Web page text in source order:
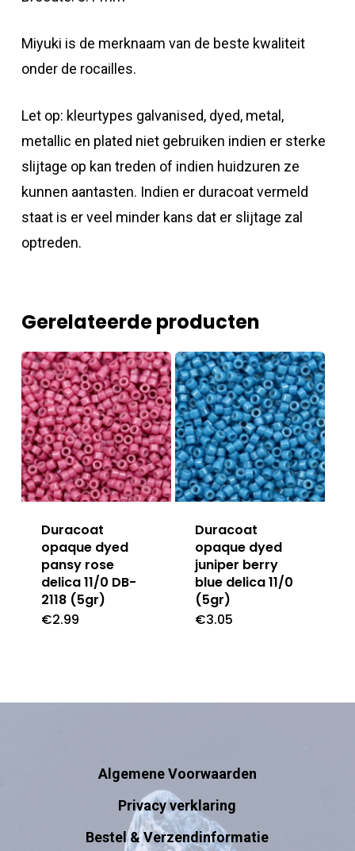
Miyuki is de merknaam van de beste kwaliteit
onder de rocailles.
Let op: kleurtypes galvanised, dyed, metal,
metallic en plated niet gebruiken indien er sterke
slijtage op kan treden of indien huidzuren ze
kunnen aantasten. Indien er duracoat vermeld
staat is er veel minder kans dat er slijtage zal
optreden.
Gerelateerde producten
Duracoat
opaque dyed
pansy rose
delica 11/0 DB-
2118 (5gr)
€2.99
Duracoat
opaque dyed
juniper berry
blue delica 11/0
(5gr)
€3.05
Algemene Voorwaarden
Privacy verklaring
Bestel & Verzendinformatie